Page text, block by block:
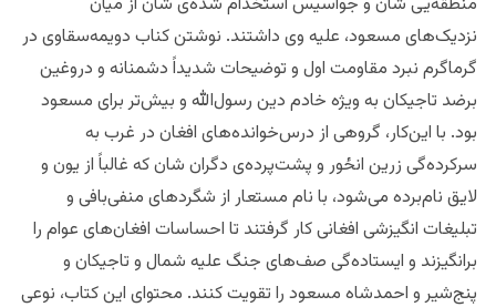
نزدیک‌های مسعود، علیه وی داشتند. نوشتن کناب دویمه‌سقاوی در
گرماگرم نبرد مقاومت اول و توضیحات شدیداً دشمنانه و دروغین
برضد تاجیکان به ویژه خادم دین رسول‌الله و بیش‌تر برای مسعود
بود. با این‌کار، گروهی از درس‌خوانده‌های افغان در غرب به
سرکرده‌‌گی زرین انځور و پشت‌پرده‌ی دگران شان که غالباً از یون و
لایق نام‌برده می‌شود، با نام مستعار از شگرد‌های منفی‌بافی و
تبلیغات انگیزشی افغانی کار گرفتند تا احساسات افغان‌های عوام را
برانگیزند و ایستاده‌گی صف‌های جنگ علیه شمال و تاجیکان و
پنج‌شیر و احمدشاه مسعود را تقویت کنند. محتوای این کتاب، نوعی